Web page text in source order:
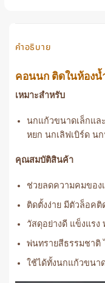
คำอธิบาย
คอนนก ติดในห้องน้
เหมาะสำหรับ
นกแก้วขนาดเล็กแล
หยก นกเลิฟเบิร์ด น
คุณสมบัติสินค้า
ช่วยลดความคมของ
ติดตั้งง่าย มีตัวล็อคติ
วัสดุอย่างดี แข็งแรง
พ่นทรายสีธรรมชาติ
ใช้ได้ทั้งนกแก้วขนา